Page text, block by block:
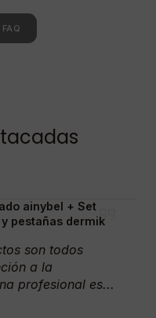
ainybel + Set
pestañas dermik
son todos
a la
profesional es...